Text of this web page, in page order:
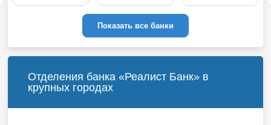
Показать все банки
Отделения банка «Реалист Банк» в
крупных городах